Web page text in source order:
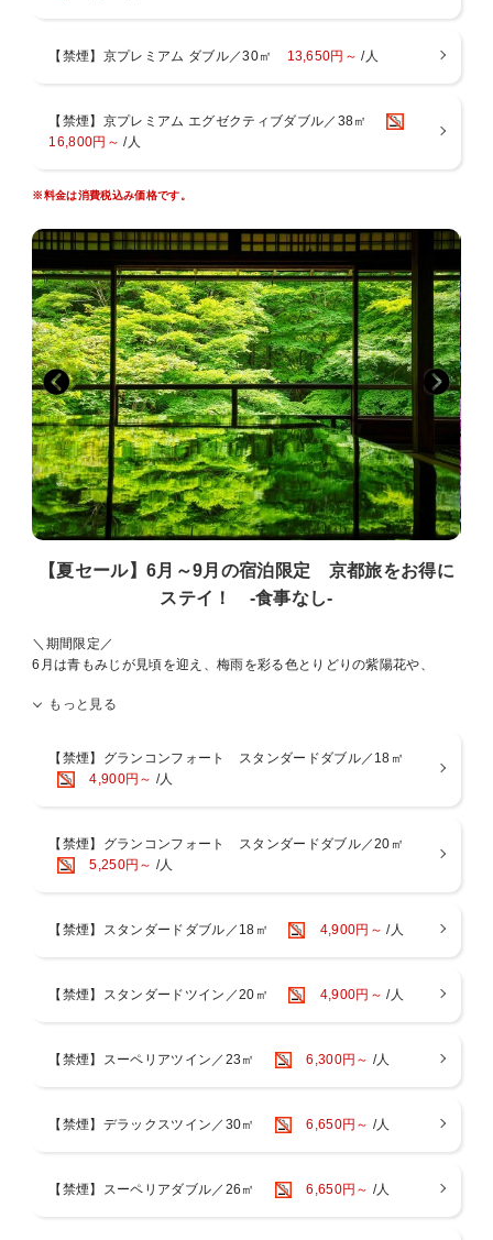
【禁煙】京プレミアム ダブル／30㎡ 13,650円～ /人
【禁煙】京プレミアム エグゼクティブダブル／38㎡
16,800円～ /人
※料金は消費税込み価格です。
【夏セール】6月～9月の宿泊限定 京都旅をお得に
ステイ！ -食事なし-
＼期間限定／
6月は青もみじが見頃を迎え、梅雨を彩る色とりどりの紫陽花や、
この機会に京都旅行はいかがですか。
当館は京都駅中央口から徒歩約2分のロケーション！
京都センチュリーホテルの館内は、
数々の空間アワードを受賞。長年の歴史と培ってきた“おもてなし”の
烏丸東口・地下鉄京都駅）から”出口5”をご利用ください。
当館には地下1階に約50台収容可能な駐車場がございます。
もっと見る
【禁煙】グランコンフォート スタンダードダブル／18㎡
4,900円～ /人
【禁煙】グランコンフォート スタンダードダブル／20㎡
5,250円～ /人
【禁煙】スタンダードダブル／18㎡ 4,900円～ /人
【禁煙】スタンダードツイン／20㎡ 4,900円～ /人
【禁煙】スーペリアツイン／23㎡ 6,300円～ /人
【禁煙】デラックスツイン／30㎡ 6,650円～ /人
【禁煙】スーペリアダブル／26㎡ 6,650円～ /人